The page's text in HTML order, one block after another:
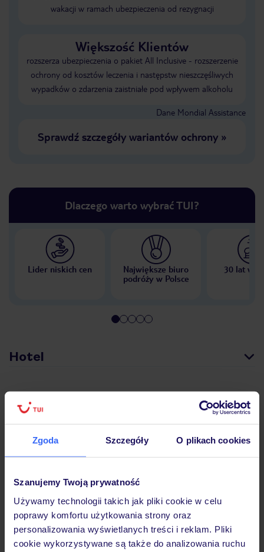
Zgoda Szczegóły O plikach cookies
Szanujemy Twoją prywatność
Używamy technologii takich jak pliki cookie w celu
poprawy komfortu użytkowania strony oraz
personalizowania wyświetlanych treści i reklam. Pliki
cookie wykorzystywane są także do analizowania ruchu
wakacji w ramach ubezpieczenia od rezygnacji
Większość Klientów
rozszerza ubezpieczenia o pakiet All Inclusive - rozszerzenie
ochrony od kosztów leczenia i następstw nieszczęśliwych
wypadków o zdarzenia zaistniałe pod wpływem alkoholu
Dane Mondial Assistance
Sprawdź szczegóły wariantów ochrony»
Dlaczego warto wybrać TUI?
Lider niskich cen
Największe biuro
podróży w Polsce
30 lat w
Hotel
Pokoje
Wyżywienie
Atrakcje
Ważne informacje